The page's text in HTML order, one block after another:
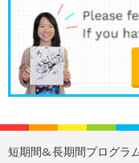
短期間&長期間プログラ